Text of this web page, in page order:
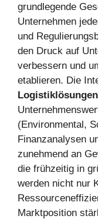
grundlegende
Unternehmen
und
den Druck auf
verbessern und
etablieren. Die
Logistiklösungen
(Environmental,
Finanzanalysen
zunehmend an
die frühzeitig in
werden nicht nur
Marktposition